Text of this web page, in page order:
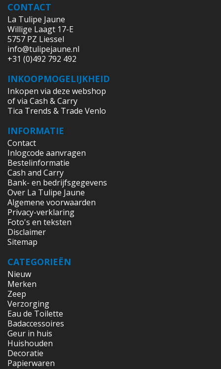
CONTACT
La Tulipe Jaune
Willige Laagt 17-E
5757 PZ Liessel
info@tulipejaune.nl
+31 (0)492 792 492
INKOOPMOGELIJKHEID
Inkopen via deze webshop
of via Cash & Carry
Tica Trends & Trade Venlo
INFORMATIE
Contact
Inlogcode aanvragen
Bestelinformatie
Cash and Carry
Bank- en bedrijfsgegevens
Over La Tulipe Jaune
Algemene voorwaarden
Privacy-verklaring
Foto's en teksten
Disclaimer
Sitemap
CATEGORIEËN
Nieuw
Merken
Zeep
Verzorging
Eau de Toilette
Badaccessoires
Geur in huis
Huishouden
Decoratie
Papierwaren